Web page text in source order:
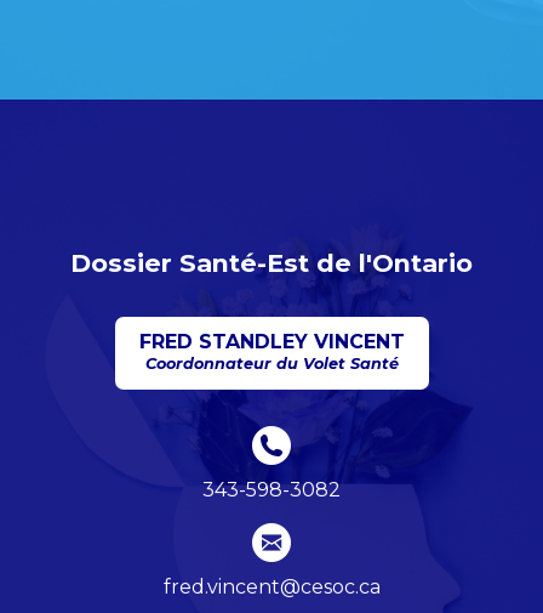
Dossier Santé-Est de l'Ontario
FRED STANDLEY VINCENT
Coordonnateur du Volet Santé
343-598-3082
fred.vincent@cesoc.ca